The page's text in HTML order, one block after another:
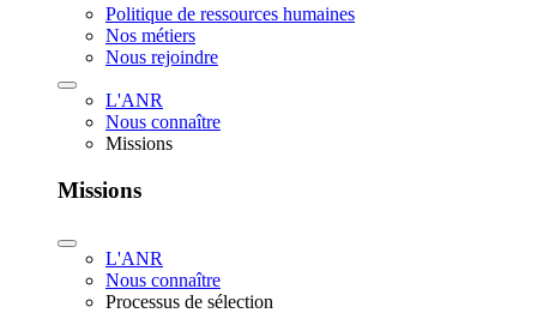
Politique de ressources humaines
Nos métiers
Nous rejoindre
L'ANR
Nous connaître
Missions
Missions
L'ANR
Nous connaître
Processus de sélection